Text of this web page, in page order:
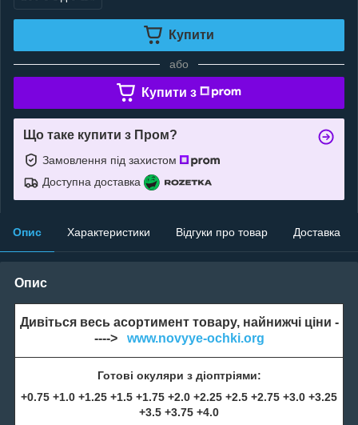
Купити
або
Купити з
Що таке купити з Пром?
Замовлення під захистом
Доступна доставка
Опис Характеристики Відгуки про товар Доставка
Опис
Дивіться весь асортимент товару, найнижчі ціни -
----> www.novyye-ochki.org
Готові окуляри з діоптріями:
+0.75 +1.0 +1.25 +1.5 +1.75 +2.0 +2.25 +2.5 +2.75 +3.0 +3.25
+3.5 +3.75 +4.0